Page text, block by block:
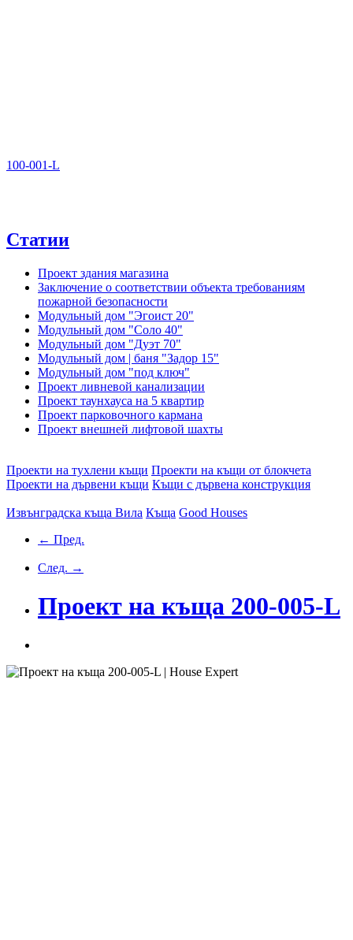
100-001-L
Статии
Проект здания магазина
Заключение о соответствии объекта требованиям
пожарной безопасности
Модульный дом "Эгоист 20"
Модульный дом "Соло 40"
Модульный дом "Дуэт 70"
Модульный дом | баня "Задор 15"
Модульный дом "под ключ"
Проект ливневой канализации
Проект таунхауса на 5 квартир
Проект парковочного кармана
Проект внешней лифтовой шахты
Проекти на тухлени къщи Проекти на къщи от блокчета
Проекти на дървени къщи Къщи с дървена конструкция
Извънградска къща Вила Къща Good Houses
← Пред.
След. →
Проект на къща 200-005-L